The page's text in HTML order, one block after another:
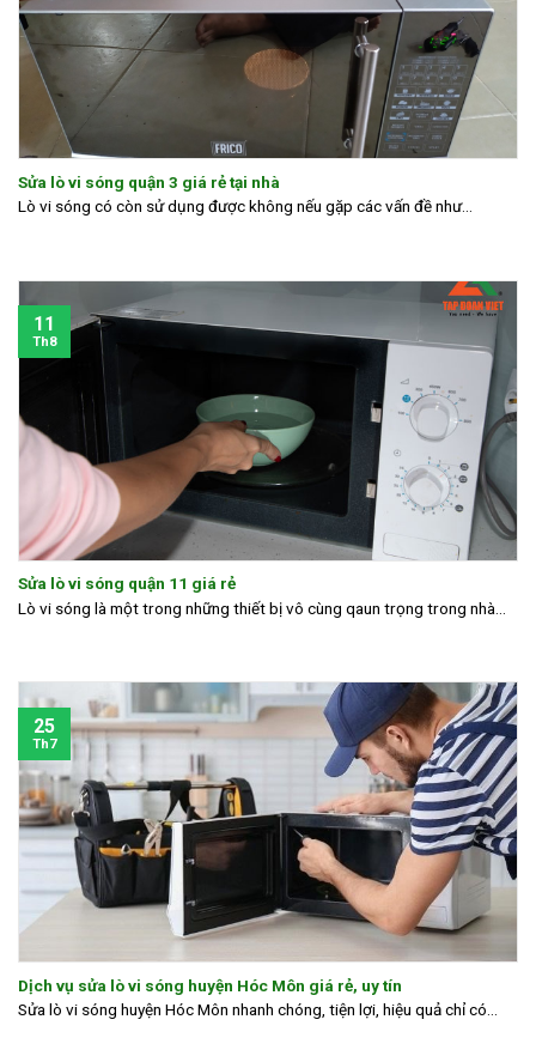
Sửa lò vi sóng quận 3 giá rẻ tại nhà
Lò vi sóng có còn sử dụng được không nếu gặp các vấn đề như...
Sửa lò vi sóng quận 11 giá rẻ
Lò vi sóng là một trong những thiết bị vô cùng qaun trọng trong nhà...
11
Th8
Dịch vụ sửa lò vi sóng huyện Hóc Môn giá rẻ, uy tín
Sửa lò vi sóng huyện Hóc Môn nhanh chóng, tiện lợi, hiệu quả chỉ có...
25
Th7